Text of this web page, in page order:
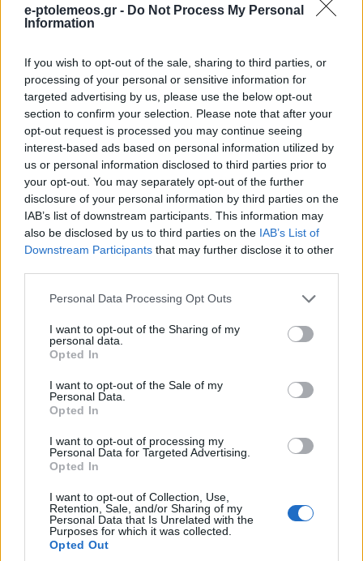
e-ptolemeos.gr - Do Not Process My Personal
Information
If you wish to opt-out of the sale, sharing to third parties, or
processing of your personal or sensitive information for
targeted advertising by us, please use the below opt-out
section to confirm your selection. Please note that after your
opt-out request is processed you may continue seeing
interest-based ads based on personal information utilized by
us or personal information disclosed to third parties prior to
your opt-out. You may separately opt-out of the further
disclosure of your personal information by third parties on the
IAB’s list of downstream participants. This information may
also be disclosed by us to third parties on the IAB’s List of
Downstream Participants that may further disclose it to other
Please note that this website/app uses one or more Google
not limited to your visit or usage behaviour. You may click to
grant or deny consent to Google and its third-party tags to
use your data for below specified purposes in below Google
consent section.
Personal Data Processing Opt Outs
I want to opt-out of the Sharing of my
personal data.
Opted In
I want to opt-out of the Sale of my
Personal Data.
Opted In
I want to opt-out of processing my
Personal Data for Targeted Advertising.
Opted In
I want to opt-out of Collection, Use,
Retention, Sale, and/or Sharing of my
Personal Data that Is Unrelated with the
Purposes for which it was collected.
Opted Out
8) Στις παραπάνω εκδηλώσεις προσκαλούνται
Σχετικά
Κοζάνη: Εκδηλώσεις
μνήμης για τη Γενοκτονία
των Ελλήνων της Μικράς
Ασίας (Φωτογραφίες)
14 Σεπτεμβρίου 2025, 2:00 μμ
σε "ΤΑ ΣΗΜΑΝΤΙΚΟΤΕΡΑ"
Κοζάνη: Πρόγραμμα
εκδηλώσεων μνήμης της
γενοκτονίας των Ελλήνων
της Μικράς Ασίας από το
Τουρκικό Κράτος
14 Σεπτεμβρίου 2017, 9:48 πμ
σε "Προσεχείς
Εκδηλώσεις"
εκδηλώσεων μνήμης της
της Μικράς Ασίας από το
Τούρκικο Κράτος
16 Σεπτεμβρίου 2021, 10:20 πμ
σε "Τοπική Επικαιρότητα"
Ακολουθήστε μας στοGoogle News
και μάθετε πρώτοι όλες τις ειδήσεις!